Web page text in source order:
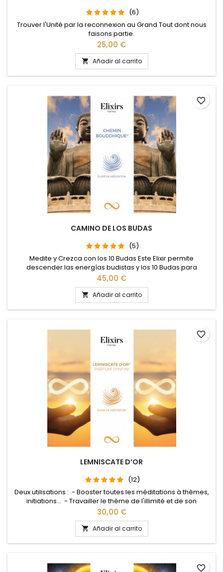
(6)
Trouver l'Unité par la reconnexion au Grand Tout dont nous
faisons partie.
Precio
25,00 €
 Añadir al carrito
CAMINO DE LOS BUDAS
(5)
Medite y Crezca con los 10 Budas Este Elixir permite
descender las energías budistas y los 10 Budas para
ofrecerle un verdadero camino budista de varias semanas.
Los Budas de la 19ª Dimensión se consideran Deidades
menores que trabajan para el Buda de la 23ª Dimensión,
Deidad Mayor.
Precio
45,00 €
 Añadir al carrito
favorite_border
LEMNISCATE D’OR
(12)
Deux utilisations : - Booster toutes les méditations à thèmes,
initiations... - Travailler le thème de l'illimité et de son
potentiel.
Precio
30,00 €
 Añadir al carrito
favorite_border
favorite_border